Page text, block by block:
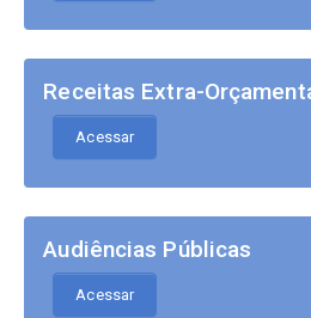
Receitas Extra-
Acessar
Audiências Públicas
Acessar